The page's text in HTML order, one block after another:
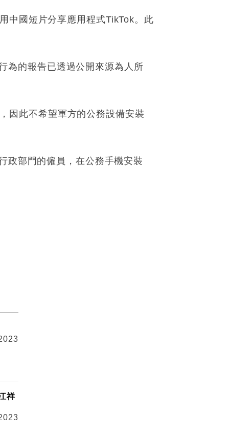
中國短片分享應用程式TikTok。此
為的報告已透過公開來源為人所
因此不希望軍方的公務設備安裝
政部門的僱員，在公務手機安裝
祥